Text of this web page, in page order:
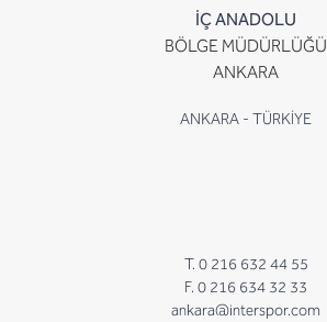
İÇ ANADOLU
BÖLGE MÜDÜRLÜĞÜ
ANKARA
ANKARA - TÜRKİYE
T. 0 216 632 44 55
F. 0 216 634 32 33
ankara@interspor.com